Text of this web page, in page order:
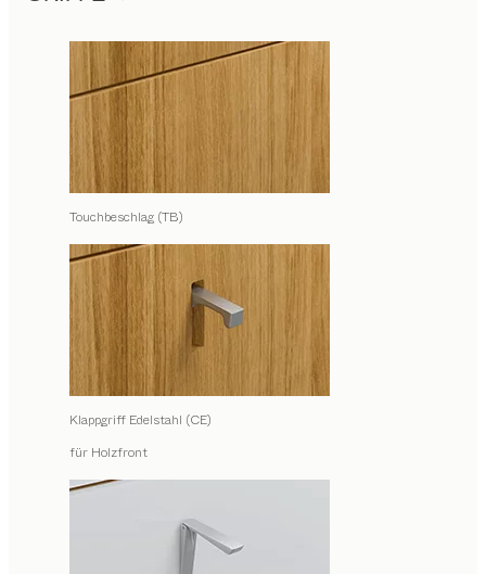
Touchbeschlag (TB)
Klappgriff Edelstahl (CE)
für Holzfront